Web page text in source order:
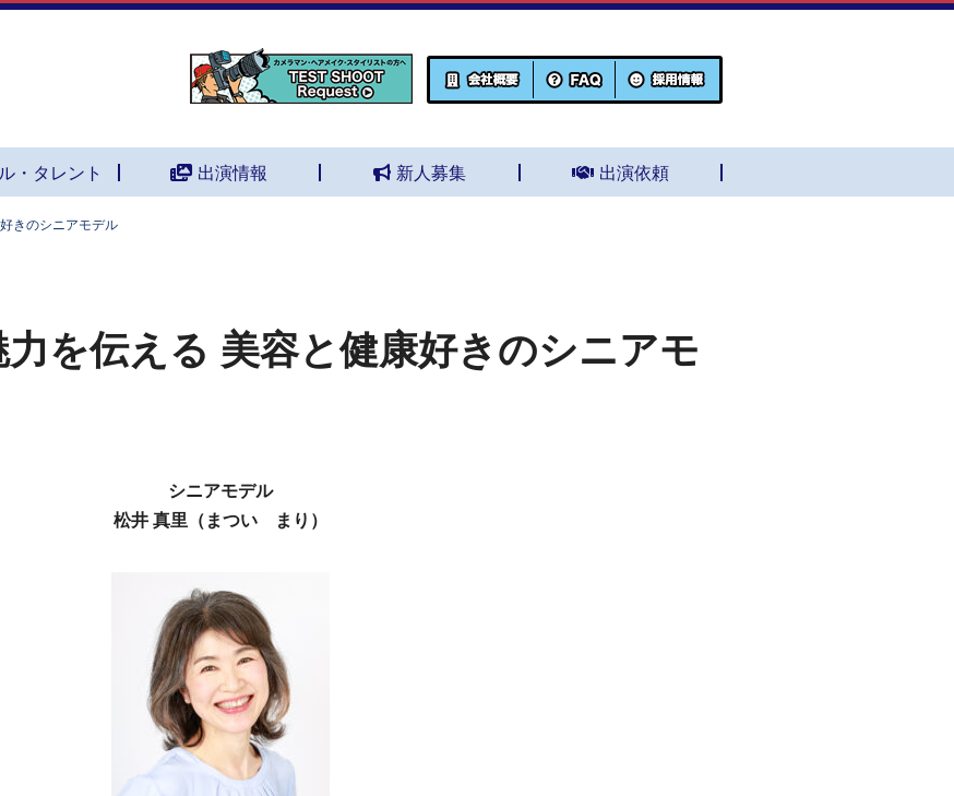
・タレント 出演情報 新人募集 出演依頼
きのシニアモデル
を伝える 美容と健康好きのシニアモ
シニアモデル
松井 真里（まつい まり）